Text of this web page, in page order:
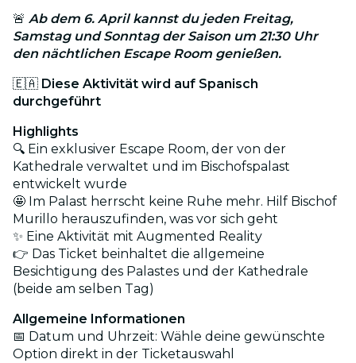
🚨 Ab dem 6. April kannst du jeden Freitag,
Samstag und Sonntag der Saison um 21:30 Uhr
den nächtlichen Escape Room genießen.
🇪🇦 Diese Aktivität wird auf Spanisch
durchgeführt
Highlights
🔍 Ein exklusiver Escape Room, der von der
Kathedrale verwaltet und im Bischofspalast
entwickelt wurde
🤩 Im Palast herrscht keine Ruhe mehr. Hilf Bischof
Murillo herauszufinden, was vor sich geht
✨ Eine Aktivität mit Augmented Reality
👉 Das Ticket beinhaltet die allgemeine
Besichtigung des Palastes und der Kathedrale
(beide am selben Tag)
Allgemeine Informationen
📅 Datum und Uhrzeit: Wähle deine gewünschte
Option direkt in der Ticketauswahl